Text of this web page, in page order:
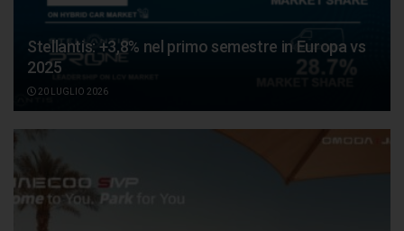
Stellantis: +3,8% nel primo semestre in Europa vs
2025
20 LUGLIO 2026